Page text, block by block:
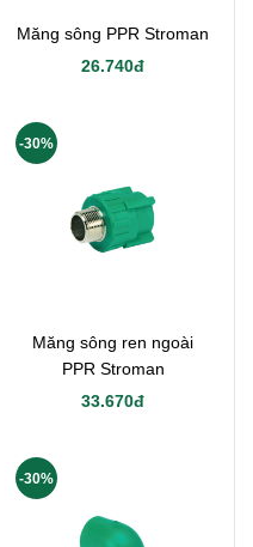
Măng sông PPR Stroman
26.740đ
Măng sông ren ngoài
PPR Stroman
33.670đ
-30%
-30%